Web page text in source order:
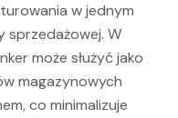
w jednym
sprzedażowej. W
może służyć jako
magazynowych
co minimalizuje